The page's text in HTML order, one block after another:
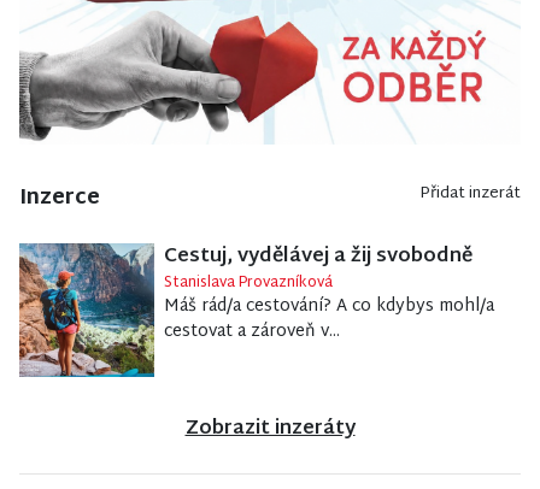
Inzerce Přidat inzerát
Cestuj, vydělávej a žij svobodně
Stanislava Provazníková
Máš rád/a cestování? A co kdybys mohl/a
cestovat a zároveň v...
Zobrazit inzeráty